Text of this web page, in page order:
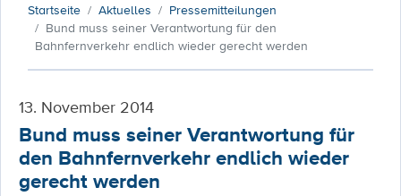
Startseite Aktuelles
Pressemitteilungen
Bund muss seiner Verantwortung für den
Bahnfernverkehr endlich wieder gerecht werden
13. November 2014
Bund muss seiner Verantwortung für
den Bahnfernverkehr endlich wieder
gerecht werden